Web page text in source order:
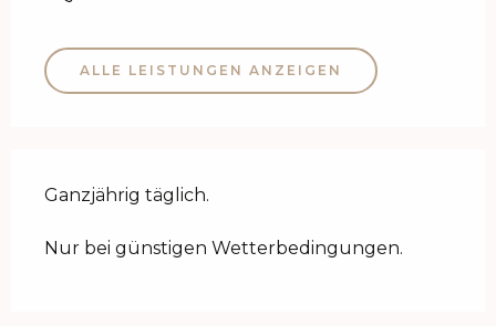
ALLE LEISTUNGEN ANZEIGEN
Ganzjährig täglich.
Nur bei günstigen Wetterbedingungen.